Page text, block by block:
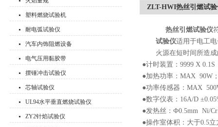
塑料燃烧试验机
耐电弧试验仪
汽车内饰阻燃设备
电气压用黏胶带
摆锤冲击试验仪
芯轴试验仪
UL94水平垂直燃烧试验仪
ZY2针焰试验仪
ZLT-HWI热丝引燃试
热丝引燃试验仪
试验仪适用于电工
火源在短时间所造
●计时装置：9999 X 0.1S
●加热功率：MAX 90W
●功率传感器：MAX
●数字仪表：16A/D
●发热丝： Ф0.5mm Ni/Cr
●操作室体积：大于0.5